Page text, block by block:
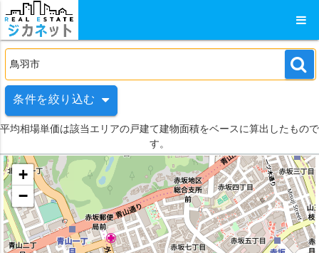
条件を絞り込む
平均相場単価は該当エリアの戸建て建物面積をベースに算出したもので
す。
+
−